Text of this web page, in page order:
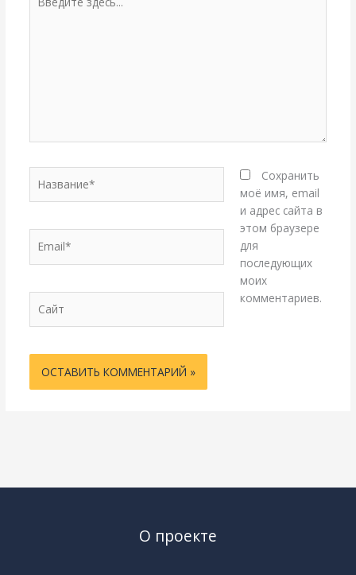
здесь...
Сохранить
моё имя, email
и адрес сайта в
этом браузере
для
последующих
моих
комментариев.
О проекте